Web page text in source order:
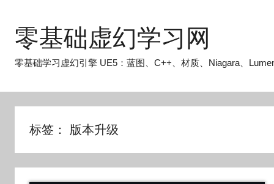
零基础虚幻学习网
零基础学习虚幻引擎 UE5：蓝图、C++、材质、Niagara、
标签： 版本升级